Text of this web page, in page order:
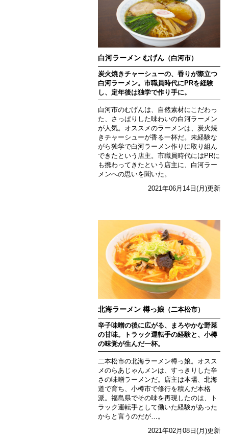
白河ラーメン むげん （白河市）
炭火焼きチャーシューの、香りが際立つ
白河ラーメン。市職員時代にPRを経験
し、定年後は独学で作り手に。
白河市のむげんは、自然素材にこだわっ
た、さっぱりした味わいの白河ラーメン
が人気。オススメのラーメンは、炭火焼
きチャーシューが香る一杯だ。未経験な
がら独学で白河ラーメン作りに取り組ん
できたという店主。市職員時代にはPRに
も携わってきたという店主に、白河ラー
メンへの思いを聞いた。
2021年06月14日(月)更新
北海ラーメン 樽っ娘 （二本松市）
辛子味噌の後に広がる、まろやかな野菜
の甘味。トラック運転手の経験と、小樽
の味覚が生んだ一杯。
二本松市の北海ラーメン樽っ娘。オスス
メのらあじゃんメンは、すっきりした辛
さの味噌ラーメンだ。店主は本場、北海
道で育ち、小樽市で修行を積んだ本格
派。福島県でその味を再現したのは、ト
ラック運転手として働いた経験があった
からと言うのだが…。
2021年02月08日(月)更新